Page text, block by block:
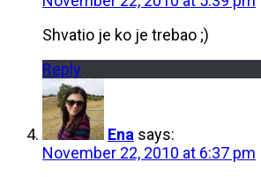
Shvatio je ko je trebao ;)
Reply
Ena says:
November 22, 2010 at 6:37 pm